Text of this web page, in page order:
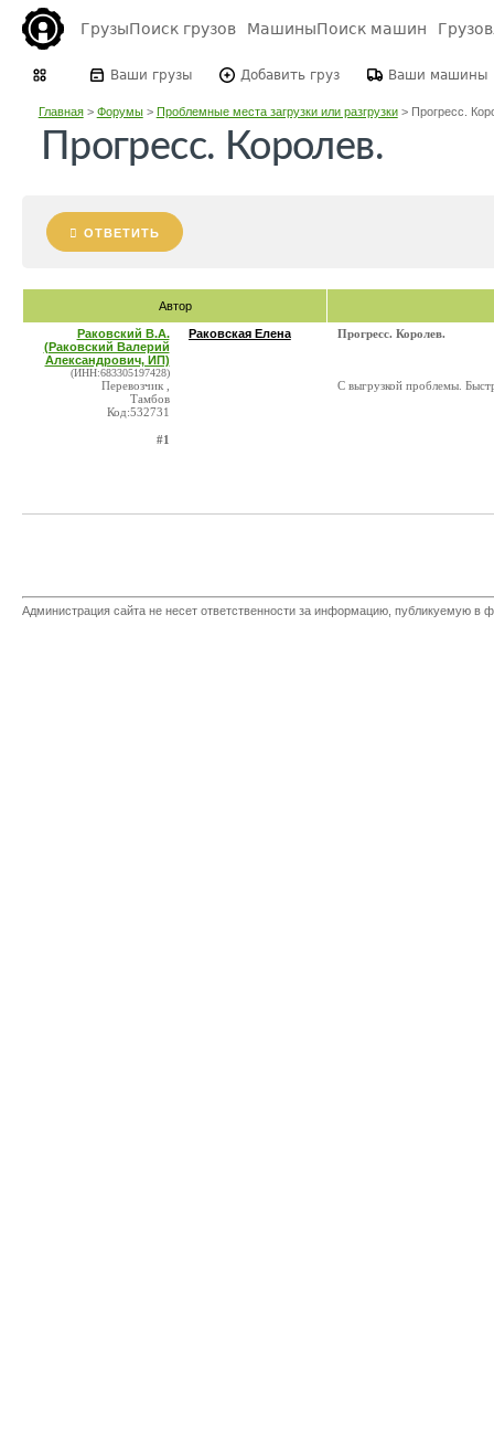
ГрузыПоиск грузов МашиныПоиск машин
Ваши грузы Добавить груз Ваши машины
Главная> Форумы> Проблемные места загрузки или разгрузки> Прогресс.
Прогресс. Королев.
ОТВЕТИТЬ
Автор
Раковский В.А.
(Раковский Валерий
Александрович, ИП)
(ИНН:683305197428)
Перевозчик ,
Тамбов
Код:532731
#1
Раковская Елена Прогресс. Королев.
С выгрузкой проблемы.
Администрация сайта не несет ответственности за информацию, публикуемую